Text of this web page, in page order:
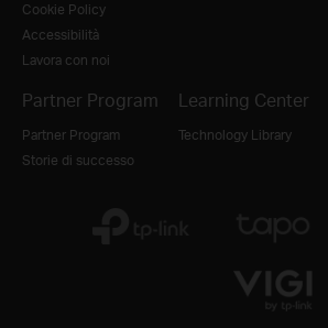
Cookie Policy
Accessibilità
Lavora con noi
Partner Program
Partner Program
Storie di successo
Learning Center
Technology Library